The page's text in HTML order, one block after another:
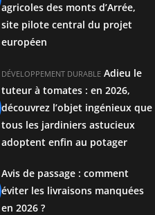
agricoles des monts d’Arrée,
site pilote central du projet
européen
DÉVELOPPEMENT DURABLE Adieu le
tuteur à tomates : en 2026,
découvrez l’objet ingénieux que
tous les jardiniers astucieux
adoptent enfin au potager
Avis de passage : comment
éviter les livraisons manquées
en 2026 ?